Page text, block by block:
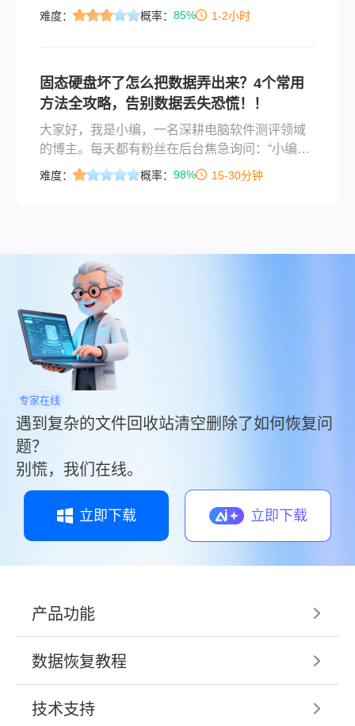
重要文件瞬间消失时，那种恐慌感难以言喻。此
呢？本文将带您深入了解固态硬盘数据恢复的成
本构成、价格范围及选择服务的关键要素。
难度： 概率： 85% 1-2小时
固态硬盘坏了怎么把数据弄出来？4个常用
方法全攻略，告别数据丢失恐慌！！
大家好，我是小编，一名深耕电脑软件测评领域
的博主。每天都有粉丝在后台焦急询问：“小编，
我的固态硬盘突然读不出来了，里面存着重要的
解析固态硬盘数据恢复的常用方法，帮你从崩溃
边缘抢回珍贵数据！
难度： 概率： 98% 15-30分钟
专家在线
遇到复杂的文件回收站清空删除了如何恢复问
题？
别慌，我们在线。
立即下载 立即下载
产品功能
数据恢复教程
技术支持